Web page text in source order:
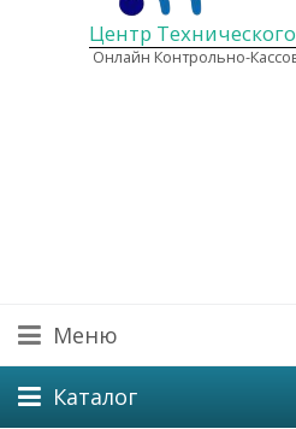
Центр
Онлайн Контрольно-
Меню
Каталог